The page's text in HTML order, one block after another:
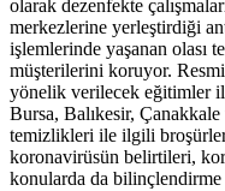
olarak dezenfekte
merkezlerine yerleştirdiği
işlemlerinde yaşanan olası
müşterilerini koruyor. Resmi
yönelik verilecek eğitimler
Bursa, Balıkesir, Çanakkale
temizlikleri ile ilgili broşürler
koronavirüsün belirtileri,
konularda da bilinçlendirme